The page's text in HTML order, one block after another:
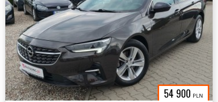
54 900 PLN